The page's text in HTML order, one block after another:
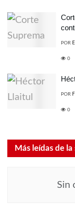
POR
0
POR
0
Más leídas de la
Sin